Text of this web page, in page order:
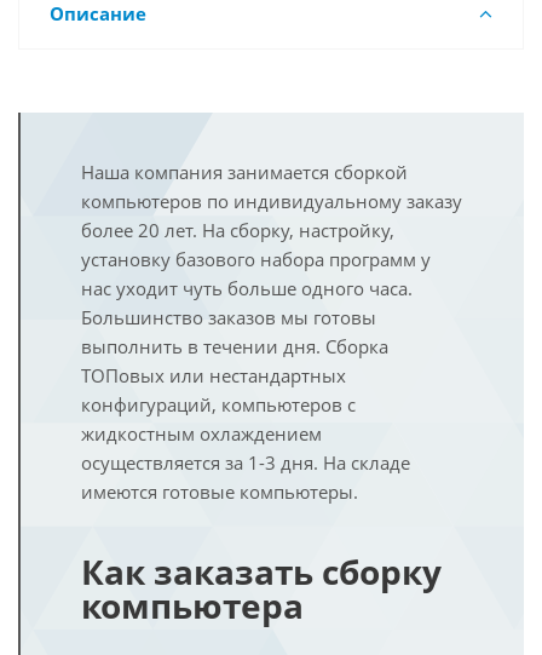
Описание
Наша компания занимается сборкой
компьютеров по индивидуальному заказу
более 20 лет. На сборку, настройку,
установку базового набора программ у
нас уходит чуть больше одного часа.
Большинство заказов мы готовы
выполнить в течении дня. Сборка
ТОПовых или нестандартных
конфигураций, компьютеров с
жидкостным охлаждением
осуществляется за 1-3 дня. На складе
имеются готовые компьютеры.
Как заказать сборку
компьютера